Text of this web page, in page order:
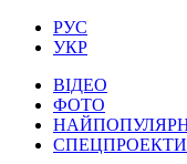
РУС
УКР
ВІДЕО
ФОТО
СПЕЦПРОЕКТИ